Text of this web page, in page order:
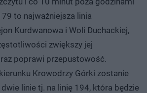
to najważniejsza linia
Kurdwanowa i Woli Duchackiej,
zwiększy jej
poprawi przepustowość.
Krowodrzy Górki zostanie
linie tj. na linię 194, która będzie